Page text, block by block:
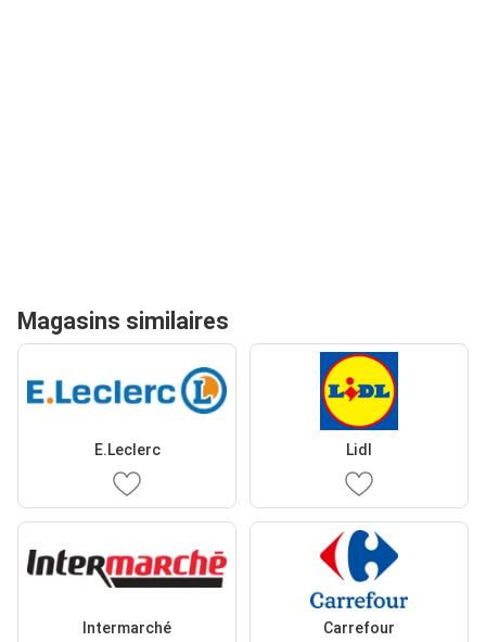
Magasins similaires
E.Leclerc Lidl
Intermarché Carrefour